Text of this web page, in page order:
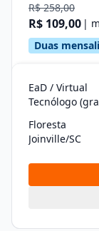
R$ 258,00
R$ 109,00 |
Duas
EaD / Virtual
Tecnólogo
Floresta
Joinville/SC